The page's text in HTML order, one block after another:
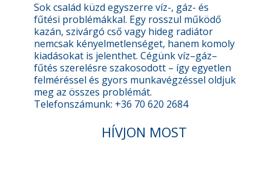
Sok család küzd egyszerre víz-, gáz- és
fűtési problémákkal. Egy rosszul működő
kazán, szivárgó cső vagy hideg radiátor
nemcsak kényelmetlenséget, hanem komoly
kiadásokat is jelenthet. Cégünk víz–gáz–
fűtés szerelésre szakosodott – így egyetlen
felméréssel és gyors munkavégzéssel oldjuk
meg az összes problémát.
Telefonszámunk: +36 70 620 2684
HÍVJON MOST